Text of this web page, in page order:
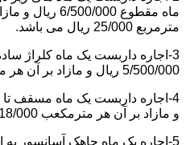
مترمربع 25/000 ریال می باشد.
5/500/000 ریال و مازاد بر آن هر مترمکعب 18/000 ریال می باشد.
و مازاد بر آن هر مترمکعب 18/000 ریال می باشد.